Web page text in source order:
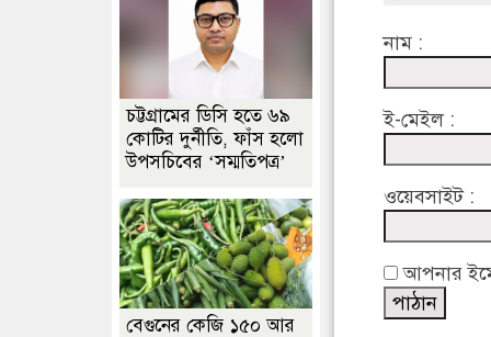
নাম :
ই-মেইল :
ওয়েবসাইট :
আপনার
চট্টগ্রামের ডিসি হতে ৬৯
কোটির দুর্নীতি, ফাঁস হলো
উপসচিবের ‘সম্মতিপত্র’
বেগুনের কেজি ১৫০ আর